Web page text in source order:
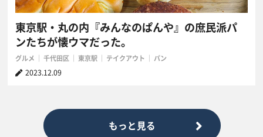
東京駅・丸の内『みんなのぱんや』の庶民派パ
ンたちが懐ウマだった。
グルメ 千代田区 東京駅 テイクアウト パン
2023.12.09
もっと見る